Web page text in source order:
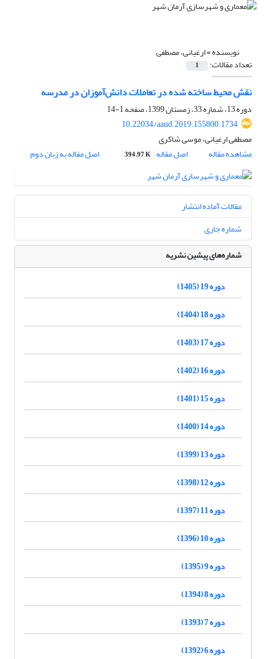
نویسنده =ارغیانی، مصطفی
تعداد مقالات: 1
نقش محیط ساخته شده در تعاملات دانش‌آموزان در مدرسه
دوره 13، شماره 33، زمستان 1399، صفحه
1-14
10.22034/aaud.2019.155800.1734
مصطفی ارغیانی، موسی شاکری
مشاهده مقاله
اصل مقاله 394.97 K اصل مقاله به زبان دوم
مقالات آماده انتشار
شماره جاری
شماره‌های پیشین نشریه
دوره 19 (1405)
دوره 18 (1404)
دوره 17 (1403)
دوره 16 (1402)
دوره 15 (1401)
دوره 14 (1400)
دوره 13 (1399)
دوره 12 (1398)
دوره 11 (1397)
دوره 10 (1396)
دوره 9 (1395)
دوره 8 (1394)
دوره 7 (1393)
دوره 6 (1392)